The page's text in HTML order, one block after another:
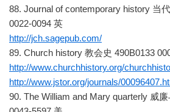
88. Journal of contemporary history 当
0022-0094 英
http://jch.sagepub.com/
89. Church history 教会史 490B0133
http://www.churchhistory.org/
http://www.jstor.org/journals/
90. The William and Mary quarterly 威